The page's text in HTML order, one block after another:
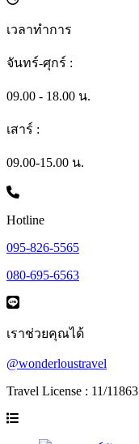
เวลาทำการ
จันทร์-ศุกร์ :
09.00 - 18.00 น.
เสาร์ :
09.00-15.00 น.
Hotline
095-826-5565
080-695-6563
เราช่วยคุณได้
@wonderloustravel
Travel License : 11/11863